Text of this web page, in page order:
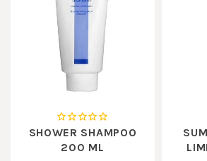
SHOWER SHAMPOO
200 ML